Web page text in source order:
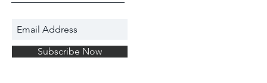
Subscribe Now